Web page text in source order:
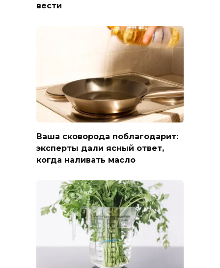
вести
Ваша сковорода поблагодарит:
эксперты дали ясный ответ,
когда наливать масло